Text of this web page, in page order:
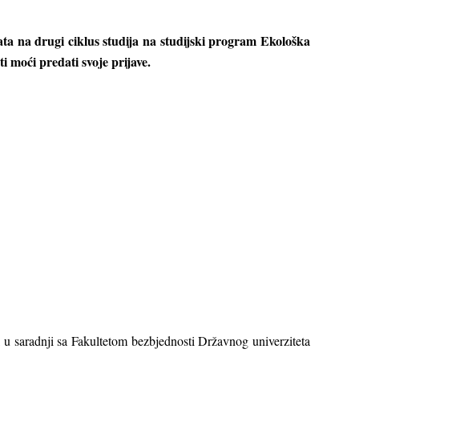
na drugi ciklus studija na studijski program Ekološka
moći predati svoje prijave.
saradnji sa Fakultetom bezbjednosti Državnog univerziteta